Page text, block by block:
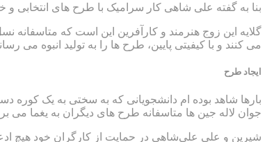
بنا به گفته علی شاهی کار سرامیک با طرح های
گلایه این زوج هنرمند و کارآفرین این است که متاسفانه
می کنند و با کیفیتی پایین، طرح ها را به تولید انبوه می
ایجاد طرح
بارها شاهد بوده ام دانشجویانی که به سختی به یک کوره
جوان لاله جین ها متاسفانه طرح های دیگران به یغما می
شیرین و علی علی‌شاهی در حمایت از کارگران خود هیچ